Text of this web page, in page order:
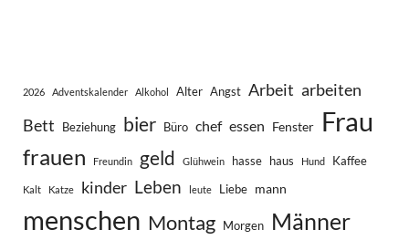
2026 Adventskalender Alkohol Alter Angst Arbeit arbeiten
Bett
Beziehung bier Büro chef essen Fenster Frau
frauen Freundin geld Glühwein hasse haus Hund Kaffee
Kalt Katze kinder Leben leute Liebe mann
menschen Montag Morgen Männer